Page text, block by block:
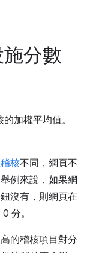
分數
加權平均值。
核不同，網頁不
例來說，如果網
沒有，則網頁在
分。
的稽核項目對分